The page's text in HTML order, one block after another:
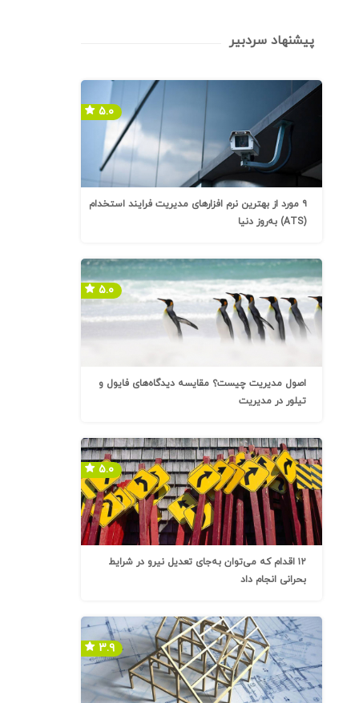
پیشنهاد سردبیر
۹ مورد از بهترین نرم افزارهای مدیریت فرایند استخدام
(ATS) به‌روز دنیا
۵.۰
اصول مدیریت چیست؟ مقایسه دیدگاه‌های فایول و
تیلور در مدیریت
۵.۰
۱۲ اقدام که می‌توان به‌جای تعدیل نیرو در شرایط
بحرانی انجام داد
۵.۰
۳.۹